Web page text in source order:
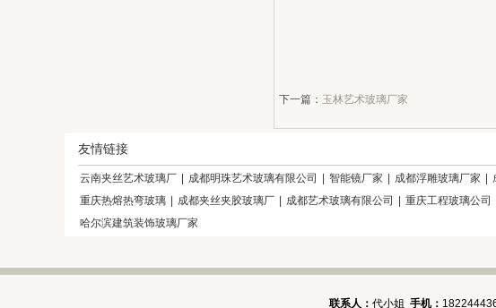
下一篇： 玉林艺术玻璃厂家
友情链接
云南夹丝艺术玻璃厂 成都明珠艺术玻璃有限公司 智能镜厂家 成都浮雕玻璃厂家
重庆热熔热弯玻璃
成都夹丝夹胶玻璃厂 成都艺术玻璃有限公司 重庆工程玻璃公司
哈尔滨建筑装饰玻璃厂家
联系人： 代小姐 手机：